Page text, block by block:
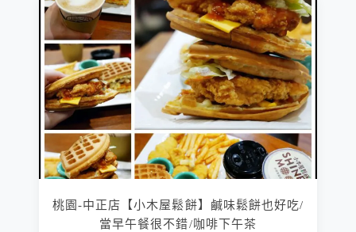
桃園-中正店【小木屋鬆餅】鹹味鬆餅也好吃/
當早午餐很不錯/咖啡下午茶